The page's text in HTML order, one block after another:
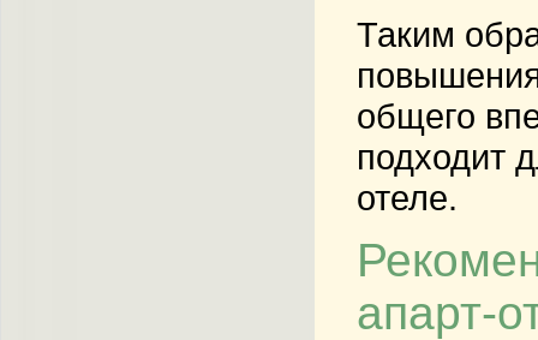
Таким
общего
подходит
отеле.
апарт-